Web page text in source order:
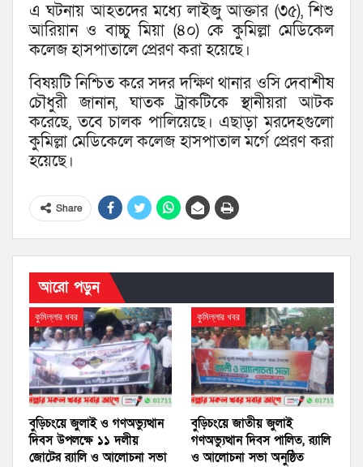
এ ঘটনায় আহতদের মধ্যে লাইজু আক্তার (৩৫), শিশু
আরিয়ান ও বাচ্চু মিয়া (৪০) কে কুমিল্লা মেডিকেল
কলেজ হাসপাতালে প্রেরণ করা হয়েছে।
বিষয়টি নিশ্চিত করে সদর দক্ষিণ থানার ওসি দেবাশীষ
চৌধুরী জানান, ঘাতক ট্রাকটিকে স্থানীয়রা আটক
করেছে, তবে চালক পালিয়েছে। এছাড়া মরদেহগুলো
কুমিল্লা মেডিকেলে কলেজ হাসপাতাল মর্গে প্রেরণ করা
হয়েছে।
Share
আরো পড়ুন
কুমিল্লার খবর
বুড়িচংয়ে জুলাই ও গণঅভ্যুত্থান
দিবস উপলক্ষে ১১ দলীয়
জোটের র‍্যালি ও আলোচনা সভা
কুমিল্লার খবর
বুড়িচংয়ে জাতীয় জুলাই
গণঅভ্যুত্থান দিবস পালিত, র‍্যালি
ও আলোচনা সভা অনুষ্ঠিত